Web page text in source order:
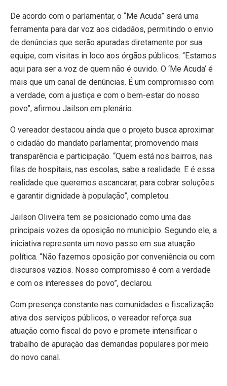
De acordo com o parlamentar, o “Me Acuda” será uma
ferramenta para dar voz aos cidadãos, permitindo o envio
de denúncias que serão apuradas diretamente por sua
equipe, com visitas in loco aos órgãos públicos. “Estamos
aqui para ser a voz de quem não é ouvido. O ‘Me Acuda’ é
mais que um canal de denúncias. É um compromisso com
a verdade, com a justiça e com o bem-estar do nosso
povo”, afirmou Jailson em plenário.
O vereador destacou ainda que o projeto busca aproximar
o cidadão do mandato parlamentar, promovendo mais
transparência e participação. “Quem está nos bairros, nas
filas de hospitais, nas escolas, sabe a realidade. E é essa
realidade que queremos escancarar, para cobrar soluções
e garantir dignidade à população”, completou.
Jailson Oliveira tem se posicionado como uma das
principais vozes da oposição no município. Segundo ele, a
iniciativa representa um novo passo em sua atuação
política. “Não fazemos oposição por conveniência ou com
discursos vazios. Nosso compromisso é com a verdade
e com os interesses do povo”, declarou.
Com presença constante nas comunidades e fiscalização
ativa dos serviços públicos, o vereador reforça sua
atuação como fiscal do povo e promete intensificar o
trabalho de apuração das demandas populares por meio
do novo canal.